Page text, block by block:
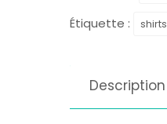
Étiquette : shirts
Description